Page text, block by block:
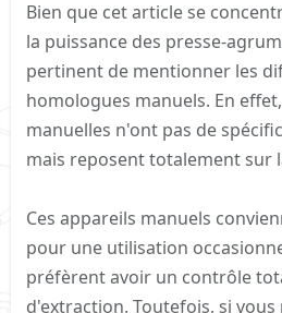
Bien que cet article se
la puissance des presse-
pertinent de mentionner les
homologues manuels. En
manuelles n'ont pas de
mais reposent totalement sur
Ces appareils manuels
pour une utilisation
préfèrent avoir un contrôle
d'extraction. Toutefois, si vous